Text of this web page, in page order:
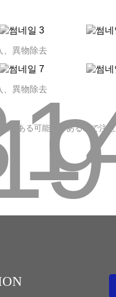
、異物除去
、異物除去
がある可能性があるので注